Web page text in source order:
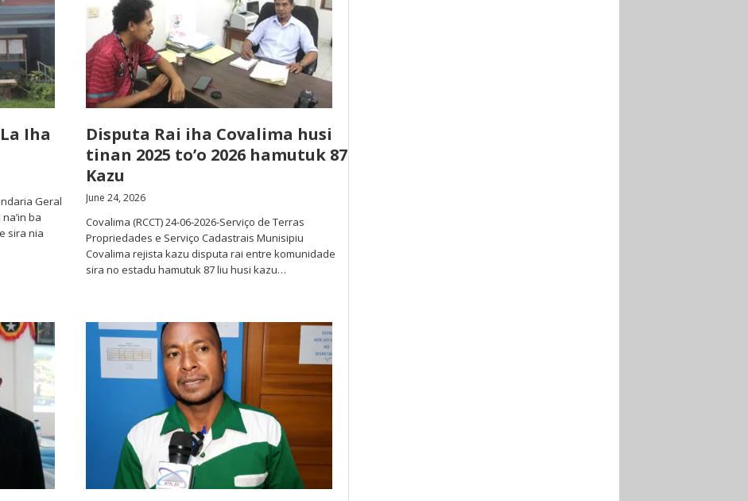
Iha
Geral
ba
sira nia
Disputa Rai iha Covalima husi
tinan 2025 to’o 2026 hamutuk 87
Kazu
June 24, 2026
Covalima (RCCT) 24-06-2026-Serviço de Terras
Propriedades e Serviço Cadastrais Munisipiu
Covalima rejista kazu disputa rai entre komunidade
sira no estadu hamutuk 87 liu husi kazu…